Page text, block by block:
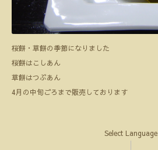
桜餅・草餅の季節になりました
桜餅はこしあん
草餅はつぶあん
4月の中旬ごろまで販売しております
Select Language